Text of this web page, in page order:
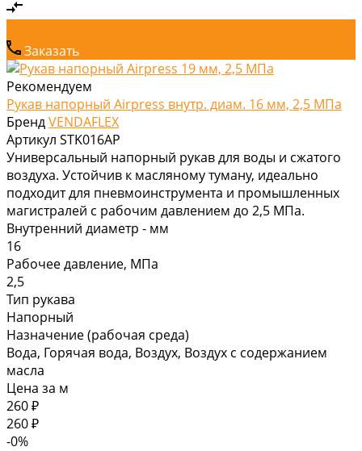
Заказать
Рекомендуем
Рукав напорный Airpress внутр. диам. 16 мм, 2,5 МПа
БрендVENDAFLEX
Артикул STK016AP
Универсальный напорный рукав для воды и сжатого
воздуха. Устойчив к масляному туману, идеально
подходит для пневмоинструмента и промышленных
магистралей с рабочим давлением до 2,5 МПа.
Внутренний диаметр - мм
16
Рабочее давление, МПа
2,5
Тип рукава
Напорный
Назначение (рабочая среда)
Вода, Горячая вода, Воздух, Воздух с содержанием
масла
Цена за м
260 ₽
260 ₽
-0%